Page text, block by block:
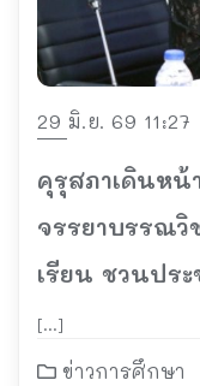
29 มิ.ย. 69 11:27
คุรุสภาเดินหน้
จรรยาบรรณวิ
เรียน ชวนปร
[…]
ข่าวการศึกษา